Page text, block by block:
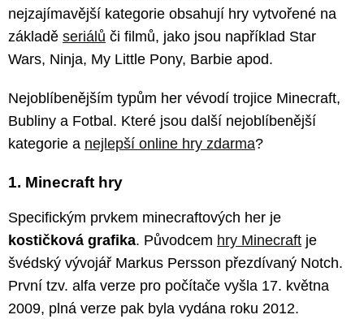
nejzajímavější kategorie obsahují hry vytvořené na
základě seriálů či filmů, jako jsou například Star
Wars, Ninja, My Little Pony, Barbie apod.
Nejoblíbenějším typům her vévodí trojice Minecraft,
Bubliny a Fotbal. Které jsou další nejoblíbenější
kategorie a nejlepší online hry zdarma?
1. Minecraft hry
Specifickým prvkem minecraftových her je
kostičková grafika. Původcem hry Minecraft je
švédský vývojář Markus Persson přezdívaný Notch.
První tzv. alfa verze pro počítače vyšla 17. května
2009, plná verze pak byla vydána roku 2012.